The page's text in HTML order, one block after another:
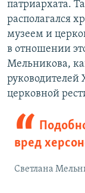
патриархата.
располагался
музеем и
в отношении
Мельникова,
руководителей
церковной
вред
Светлана